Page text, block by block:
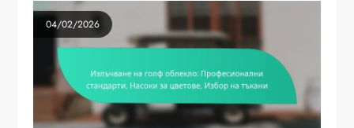
04/02/2026